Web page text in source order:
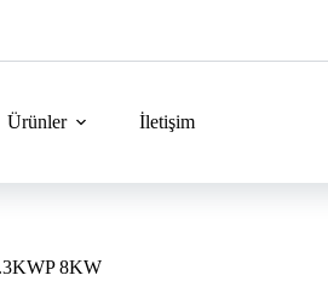
Ürünler İletişim
8KW